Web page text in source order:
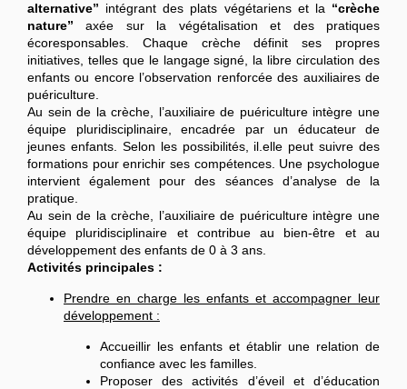
alternative” intégrant des plats végétariens et la “crèche
nature” axée sur la végétalisation et des pratiques
écoresponsables. Chaque crèche définit ses propres
initiatives, telles que le langage signé, la libre circulation des
enfants ou encore l’observation renforcée des auxiliaires de
puériculture.
Au sein de la crèche, l’auxiliaire de puériculture intègre une
équipe pluridisciplinaire, encadrée par un éducateur de
jeunes enfants. Selon les possibilités, il.elle peut suivre des
formations pour enrichir ses compétences. Une psychologue
intervient également pour des séances d’analyse de la
pratique.
Au sein de la crèche, l’auxiliaire de puériculture intègre une
équipe pluridisciplinaire et contribue au bien-être et au
développement des enfants de 0 à 3 ans.
Activités principales :
Prendre en charge les enfants et accompagner leur
développement :
Accueillir les enfants et établir une relation de
confiance avec les familles.
Proposer des activités d’éveil et d’éducation